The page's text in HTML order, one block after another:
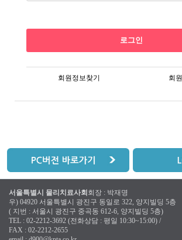
회원정보찾기 회
서울특별시 물리치료사회회장 : 박재명
우) 04920 서울특별시 광진구 동일로 322, 양지빌딩 5층
( 지번 : 서울시 광진구 중곡동 612-6, 양지빌딩 5층)
TEL : 02-2212-3692 (전화상담 : 평일 10:30~15:00) /
FAX : 02-2212-2655